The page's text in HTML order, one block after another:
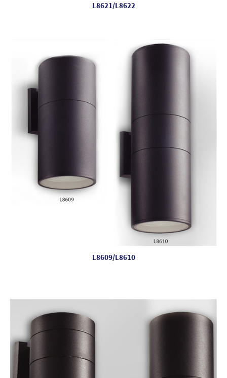
L8621/L8622
L8609/L8610